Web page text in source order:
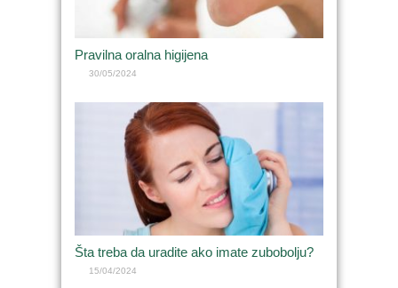
Pravilna oralna higijena
30/05/2024
Šta treba da uradite ako imate zubobolju?
15/04/2024